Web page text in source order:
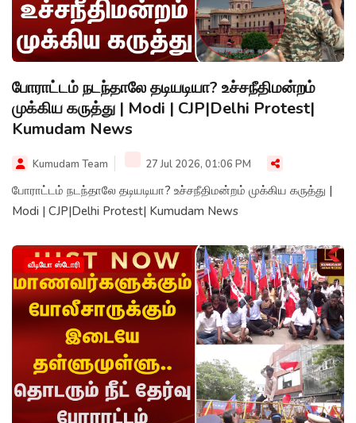
போராட்டம் நடந்தாலே தடியடியா? உச்சநீதிமன்றம்
முக்கிய கருத்து | Modi | CJP|Delhi Protest|
Kumudam News
Kumudam Team 27 Jul 2026, 01:06 PM
போராட்டம் நடந்தாலே தடியடியா? உச்சநீதிமன்றம் முக்கிய கருத்து |
Modi | CJP|Delhi Protest| Kumudam News
வீடியோ ஸ்டோரி